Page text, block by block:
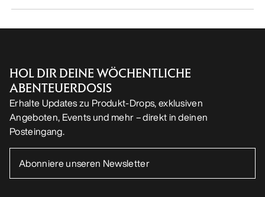
HOL DIR DEINE WÖCHENTLICHE
ABENTEUERDOSIS
Erhalte Updates zu Produkt-Drops, exklusiven
Angeboten, Events und mehr – direkt in deinen
Posteingang.